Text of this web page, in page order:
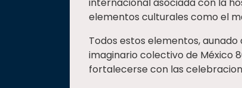
elementos culturales como el
Todos estos elementos,
imaginario colectivo de México
fortalecerse con las